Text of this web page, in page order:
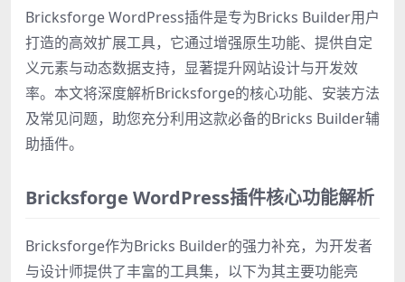
Bricksforge WordPress插件是专为Bricks Builder用户
打造的高效扩展工具，它通过增强原生功能、提供自定
义元素与动态数据支持，显著提升网站设计与开发效
率。本文将深度解析Bricksforge的核心功能、安装方法
及常见问题，助您充分利用这款必备的Bricks Builder辅
助插件。
Bricksforge WordPress插件核心功能解析
Bricksforge作为Bricks Builder的强力补充，为开发者
与设计师提供了丰富的工具集，以下为其主要功能亮